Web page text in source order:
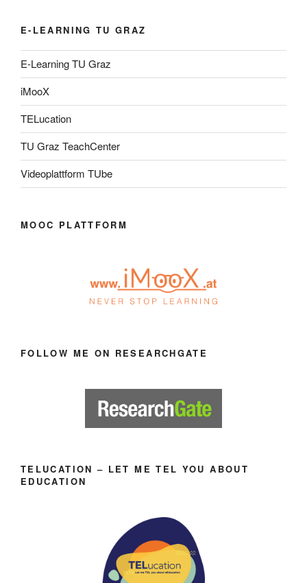
E-LEARNING TU GRAZ
E-Learning TU Graz
iMooX
TELucation
TU Graz TeachCenter
Videoplattform TUbe
MOOC PLATTFORM
FOLLOW ME ON RESEARCHGATE
TELUCATION – LET ME TEL YOU ABOUT
EDUCATION